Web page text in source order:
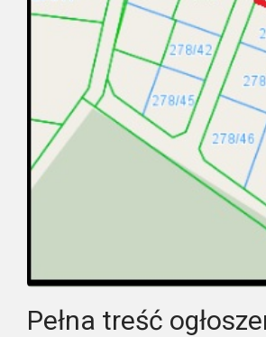
Pełna treść